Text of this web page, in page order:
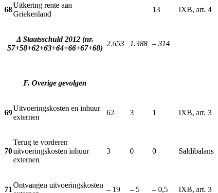
68
Uitkering rente aan
Griekenland
13 IXB, art. 4
Δ Staatsschuld 2012 (nr.
57+58+62+63+64+66+67+68)
2.653 1.388 – 314
F. Overige gevolgen
69
Uitvoeringskosten en inhuur
externen
62 3 1 IXB, art. 3
70
Terug te vorderen
uitvoeringskosten inhuur
externen
3 0 0 Saldibalans
71
Ontvangen uitvoeringskosten
– 19 – 5 – 0,5 IXB, art. 3